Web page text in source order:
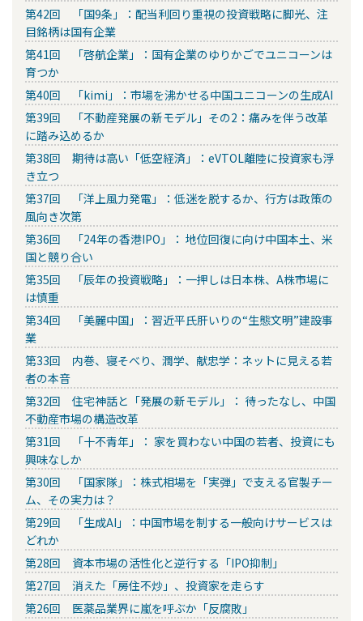
第42回 「国9条」：配当利回り重視の投資戦略に脚光、注
目銘柄は国有企業
第41回 「啓航企業」：国有企業のゆりかごでユニコーンは
育つか
第40回 「kimi」：市場を沸かせる中国ユニコーンの生成AI
第39回 「不動産発展の新モデル」その2：痛みを伴う改革
に踏み込めるか
第38回 期待は高い「低空経済」：eVTOL離陸に投資家も浮
き立つ
第37回 「洋上風力発電」：低迷を脱するか、行方は政策の
風向き次第
第36回 「24年の香港IPO」： 地位回復に向け中国本土、米
国と競り合い
第35回 「辰年の投資戦略」：一押しは日本株、A株市場に
は慎重
第34回 「美麗中国」：習近平氏肝いりの“生態文明”建設事
業
第33回 内巻、寝そべり、潤学、献忠学：ネットに見える若
者の本音
第32回 住宅神話と「発展の新モデル」： 待ったなし、中国
不動産市場の構造改革
第31回 「十不青年」： 家を買わない中国の若者、投資にも
興味なしか
第30回 「国家隊」：株式相場を「実弾」で支える官製チー
ム、その実力は？
第29回 「生成AI」：中国市場を制する一般向けサービスは
どれか
第28回 資本市場の活性化と逆行する「IPO抑制」
第27回 消えた「房住不炒」、投資家を走らす
第26回 医薬品業界に嵐を呼ぶか「反腐敗」